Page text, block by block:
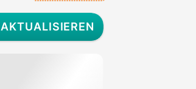
AKTUALISIEREN